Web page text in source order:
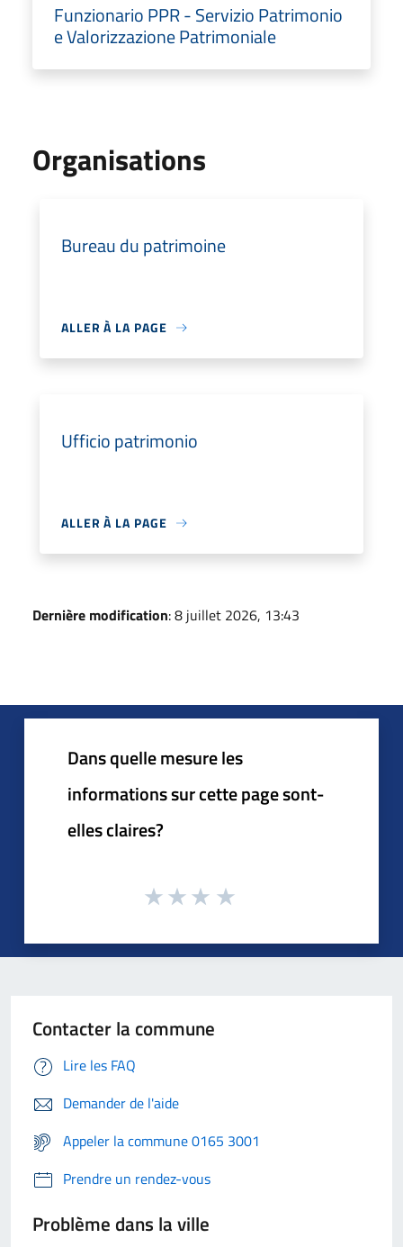
Funzionario PPR - Servizio Patrimonio
e Valorizzazione Patrimoniale
Organisations
Bureau du patrimoine
ALLER À LA PAGE
Ufficio patrimonio
ALLER À LA PAGE
Dernière modification: 8 juillet 2026, 13:43
Dans quelle mesure les
informations sur cette page sont-
elles claires?
Contacter la commune
Lire les FAQ
Demander de l'aide
Appeler la commune 0165 3001
Prendre un rendez-vous
Problème dans la ville